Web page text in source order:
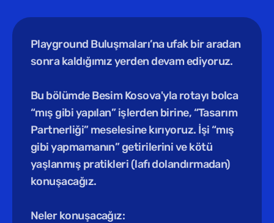
Playground Buluşmaları’na ufak bir aradan
sonra kaldığımız yerden devam ediyoruz.
Bu bölümde Besim Kosova'yla rotayı bolca
“mış gibi yapılan” işlerden birine, “Tasarım
Partnerliği” meselesine kırıyoruz. İşi “mış
gibi yapmamanın” getirilerini ve kötü
yaşlanmış pratikleri (lafı dolandırmadan)
konuşacağız.
Neler konuşacağız: